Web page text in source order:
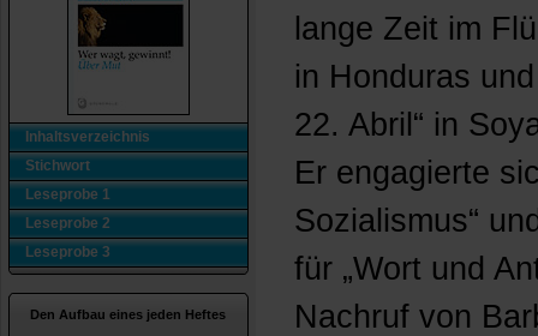
Inhaltsverzeichnis
Stichwort
Leseprobe 1
Leseprobe 2
Leseprobe 3
Den Aufbau eines jeden Heftes
lange Zeit im
in Honduras
22. Abril“ in
Er engagierte
Sozialismus“
für „Wort und
Nachruf von